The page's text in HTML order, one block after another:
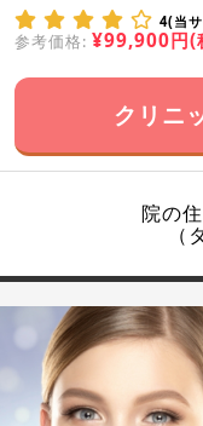
4(当
参考価格: ¥99,900円(
クリニ
院の
（